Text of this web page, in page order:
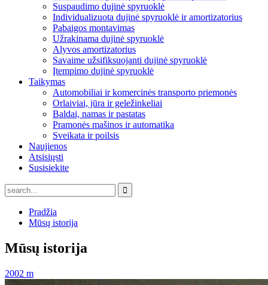
Suspaudimo dujinė spyruoklė
Individualizuota dujinė spyruoklė ir amortizatorius
Pabaigos montavimas
Užrakinama dujinė spyruoklė
Alyvos amortizatorius
Savaime užsifiksuojanti dujinė spyruoklė
Įtempimo dujinė spyruoklė
Taikymas
Automobiliai ir komercinės transporto priemonės
Orlaiviai, jūra ir geležinkeliai
Baldai, namas ir pastatas
Pramonės mašinos ir automatika
Sveikata ir poilsis
Naujienos
Atsisiųsti
Susisiekite
Pradžia
Mūsų istorija
Mūsų istorija
2002 m